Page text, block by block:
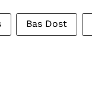
Bas Dost